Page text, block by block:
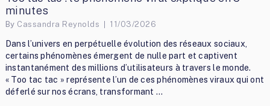
minutes
By Cassandra Reynolds 11/03/2026
Dans l’univers en perpétuelle évolution des réseaux sociaux,
certains phénomènes émergent de nulle part et captivent
instantanément des millions d’utilisateurs à travers le monde.
« Too tac tac » représente l’un de ces phénomènes viraux qui ont
déferlé sur nos écrans, transformant …